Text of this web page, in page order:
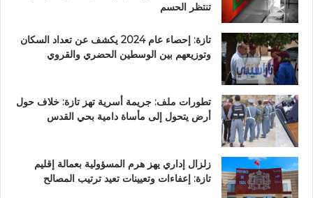
تنتظر الحسم
تازة: إحصاء عام 2024 يكشف عن تعداد السكان
وتوزيعهم بين الوسطين الحضري والقروي
تطورات ملف: جريمة أسرية تهز تازة: خلاف حول
أرض يتحول إلى مأساة دامية بحي القدس
زلزال إداري يهز هرم المسؤولية بعمالة إقليم
تازة: إعفاءات وتعيينات تعيد ترتيب المصالح